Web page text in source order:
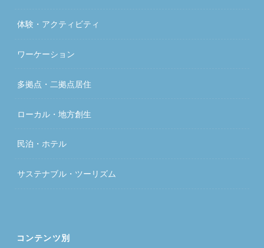
体験・アクティビティ
ワーケーション
多拠点・二拠点居住
ローカル・地方創生
民泊・ホテル
サステナブル・ツーリズム
コンテンツ別